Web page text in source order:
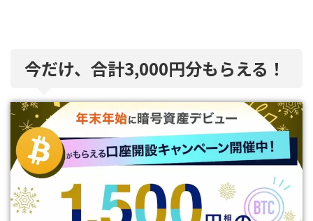
今だけ、合計3,000円分もらえる！